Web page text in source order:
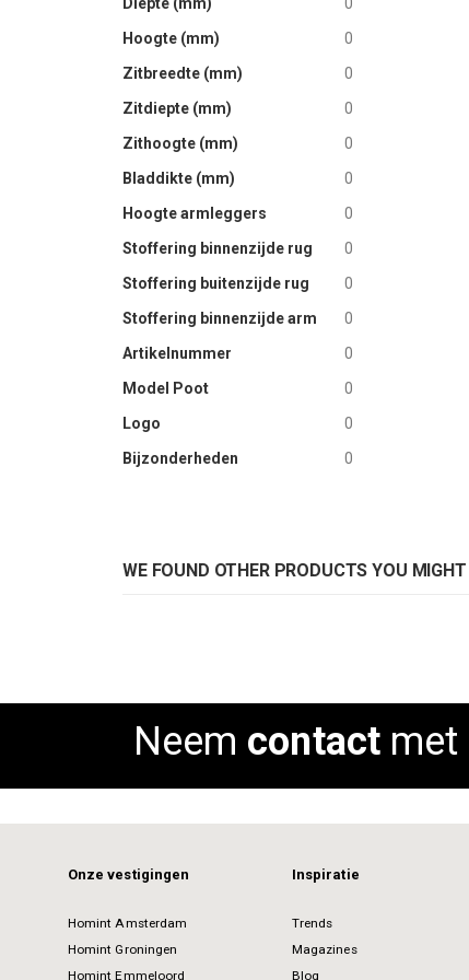
Hoogte (mm)
0
Zitbreedte (mm)
0
Zitdiepte (mm)
0
Zithoogte (mm)
0
Bladdikte (mm)
0
Hoogte armleggers
0
Stoffering binnenzijde rug
0
Stoffering buitenzijde rug
0
Stoffering binnenzijde arm
0
Artikelnummer
0
Model Poot
0
Logo
0
Bijzonderheden
0
WE FOUND OTHER PRODUCTS YOU
Neem contactmet
Onze vestigingen
Homint Amsterdam
Homint Groningen
Homint Emmeloord
Inspiratie
Trends
Magazines
Blog